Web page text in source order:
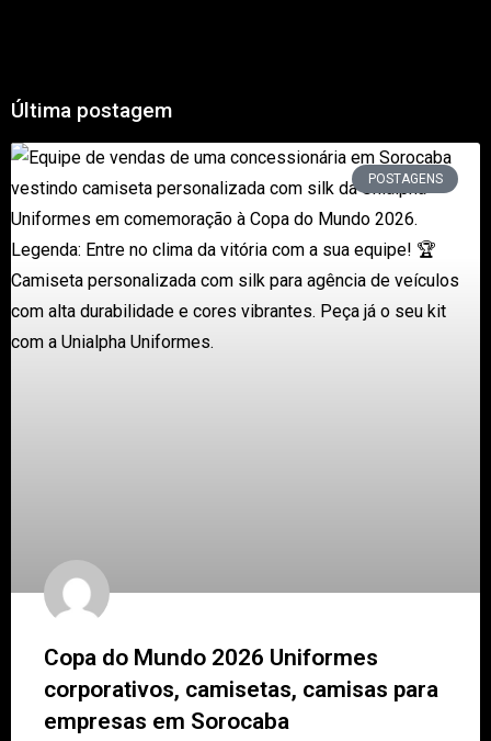
Última postagem
POSTAGENS
Copa do Mundo 2026 Uniformes
corporativos, camisetas, camisas para
empresas em Sorocaba